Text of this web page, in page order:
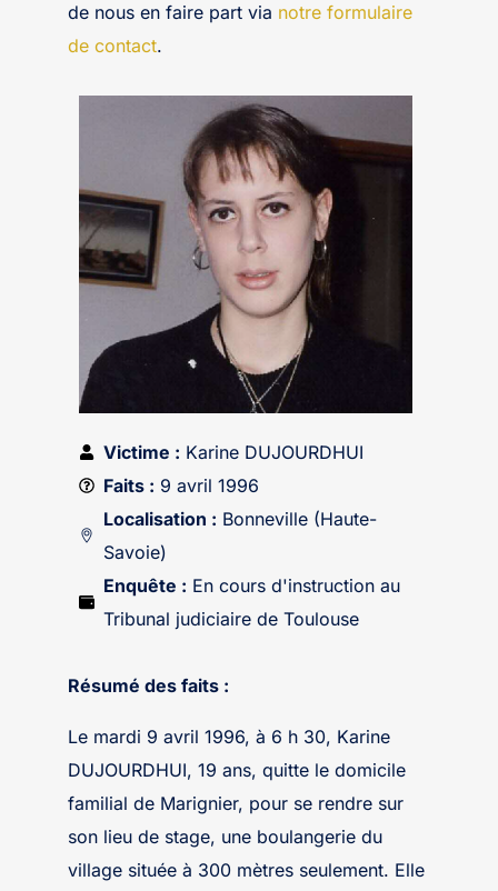
de nous en faire part via notre formulaire
de contact.
Victime : Karine DUJOURDHUI
Faits : 9 avril 1996
Localisation : Bonneville (Haute-
Savoie)
Enquête : En cours d'instruction au
Tribunal judiciaire de Toulouse
Résumé des faits :
Le mardi 9 avril 1996, à 6 h 30, Karine
DUJOURDHUI, 19 ans, quitte le domicile
familial de Marignier, pour se rendre sur
son lieu de stage, une boulangerie du
village située à 300 mètres seulement. Elle